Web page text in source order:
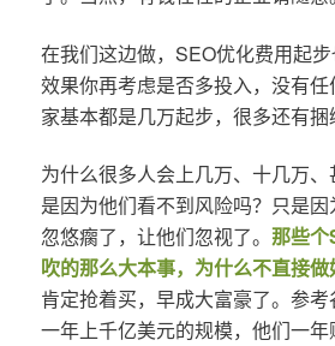
在我们这边做，SEO优化费用起
效果你再考虑是否多投入，没有
家基本都是几万起步，很多还有捆
为什么很多人会上几万、十几万、
是因为他们看不到风险吗？只是
忽悠瘸了，让他们忽视了。 那些个
吹的那么大本事，为什么不直接做
肯定抢着买，早成大富豪了。参
一年上千亿美元的规模，他们一